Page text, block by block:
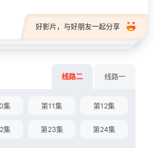
好影片，与好朋友一起分享
线路二 线路一
集 第11集 第12集
集 第23集 第24集